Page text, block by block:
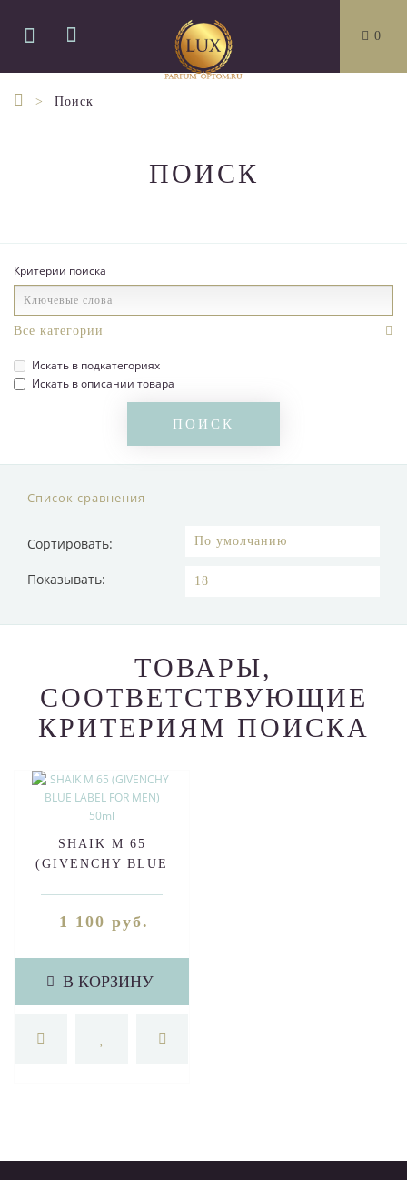
0
Поиск
ПОИСК
Критерии поиска
Искать в подкатегориях
Искать в описании товара
Список сравнения
Сортировать:
Показывать:
ТОВАРЫ,
СООТВЕТСТВУЮЩИЕ
КРИТЕРИЯМ ПОИСКА
SHAIK M 65
(GIVENCHY BLUE
1 100 руб.
В КОРЗИНУ